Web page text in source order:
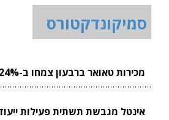
סמיקונדקטורס
מכירות טאואר ברבעון צמחו ב-24%
אינטל מגבשת תשתית פעילות